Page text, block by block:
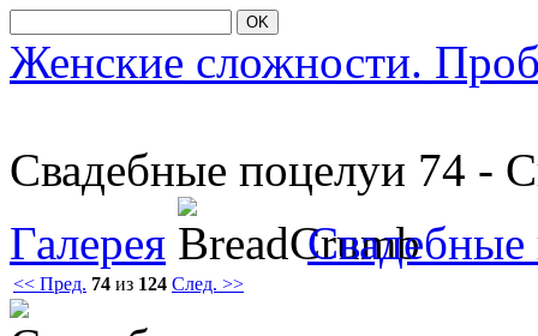
OK
Женские сложности.
Свадебные пοцелуи 74 -
Галерея
Свадебные
<< Пред. 74 из 124 След. >>